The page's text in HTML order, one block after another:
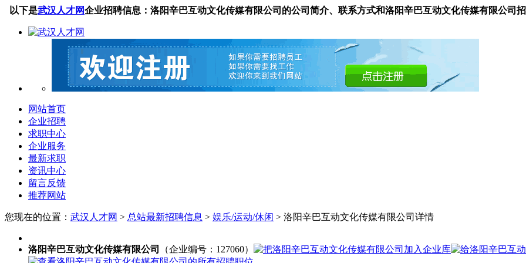
以下是武汉人才网企业招聘信息：洛阳辛巴互动文化传媒有限公司的公司简介、联系方式和洛阳辛巴互动文化传媒有限公司
网站首页
企业招聘
求职中心
企业服务
最新求职
资讯中心
留言反馈
推荐网站
您现在的位置： 武汉人才网 > 总站最新招聘信息 > 娱乐/运动/休闲 > 洛阳辛巴互动文化传媒有限公司详情
洛阳辛巴互动文化传媒有限公司 （企业编号：127060）